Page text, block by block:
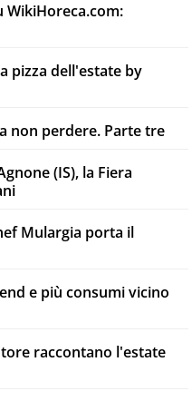
WikiHoreca.com:
pizza dell'estate by
non perdere. Parte tre
(IS), la Fiera
Mulargia porta il
e più consumi vicino
raccontano l'estate